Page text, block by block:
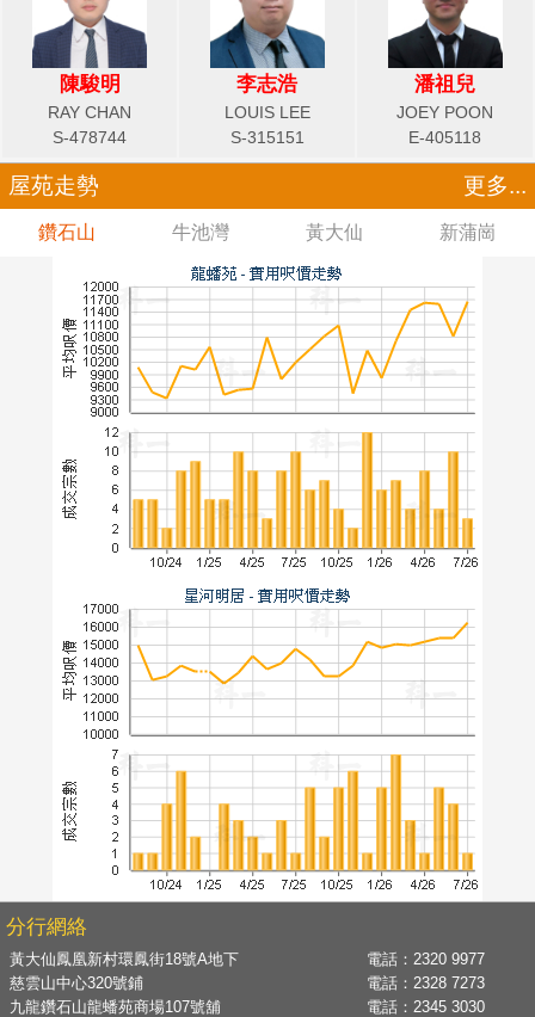
陳駿明
RAY CHAN
S-478744
李志浩
LOUIS LEE
S-315151
潘祖兒
JOEY POON
E-405118
屋苑走勢 更多...
鑽石山 牛池灣 黃大仙 新蒲崗
分行網絡
黃大仙鳳凰新村環鳳街18號A地下 電話： 2320 9977
慈雲山中心320號鋪
電話： 2328 7273
九龍鑽石山龍蟠苑商場107號舖
電話： 2345 3030